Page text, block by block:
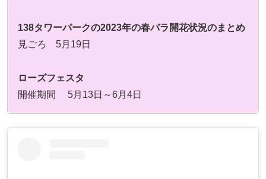
138タワーパークの2023年の春バラ開花状況のまとめ
見ごろ 5月19日
ローズフェスタ
開催期間 5月13日～6月4日